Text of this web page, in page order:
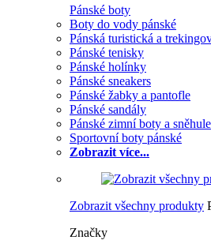
Pánské boty
Boty do vody pánské
Pánská turistická a
Pánské tenisky
Pánské holínky
Pánské sneakers
Pánské žabky a pantofle
Pánské sandály
Pánské zimní boty a sněhule
Sportovní boty pánské
Zobrazit více...
Zobrazit všechny produkty
Značky